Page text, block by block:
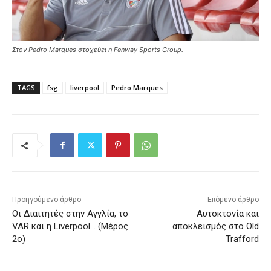
Στον Pedro Marques στοχεύει η Fenway Sports Group.
TAGS fsg liverpool Pedro Marques
Προηγούμενο άρθρο
Οι Διαιτητές στην Αγγλία, το
VAR και η Liverpool… (Μέρος
2ο)
Επόμενο άρθρο
Αυτοκτονία και
αποκλεισμός στο Old
Trafford